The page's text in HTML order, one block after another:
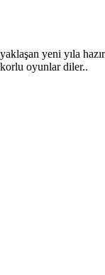
yeni yıla
oyunlar diler..